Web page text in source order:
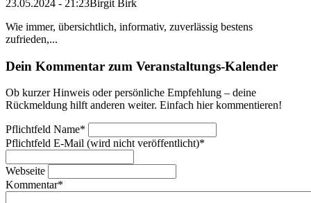
23.05.2024 - 21:23Birgit Birk
Wie immer, übersichtlich, informativ, zuverlässig bestens
zufrieden,...
Dein Kommentar zum Veranstaltungs-Kalender
Ob kurzer Hinweis oder persönliche Empfehlung – deine
Rückmeldung hilft anderen weiter. Einfach hier kommentieren!
Pflichtfeld Name*
Pflichtfeld E-Mail (wird nicht veröffentlicht)*
Webseite
Kommentar*